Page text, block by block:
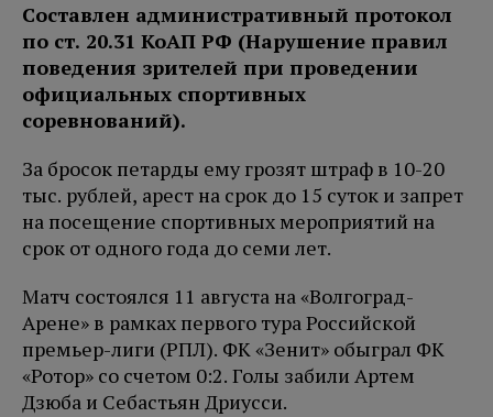
Составлен административный протокол
по ст. 20.31 КоАП РФ (Нарушение правил
поведения зрителей при проведении
официальных спортивных
соревнований).
За бросок петарды ему грозят штраф в 10-20
тыс. рублей, арест на срок до 15 суток и запрет
на посещение спортивных мероприятий на
срок от одного года до семи лет.
Матч состоялся 11 августа на «Волгоград-
Арене» в рамках первого тура Российской
премьер-лиги (РПЛ). ФК «Зенит» обыграл ФК
«Ротор» со счетом 0:2. Голы забили Артем
Дзюба и Себастьян Дриусси.